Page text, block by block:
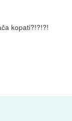
kopati?!?!?!